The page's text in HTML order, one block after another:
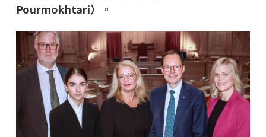
Pourmokhtari）。